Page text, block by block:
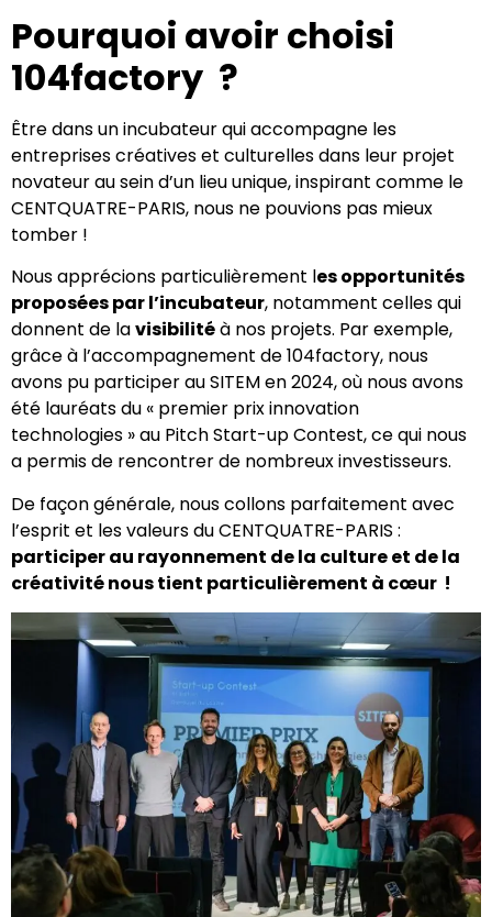
Pourquoi avoir choisi
104factory ?
Être dans un incubateur qui accompagne les
entreprises créatives et culturelles dans leur projet
novateur au sein d’un lieu unique, inspirant comme le
CENTQUATRE-PARIS, nous ne pouvions pas mieux
tomber !
Nous apprécions particulièrement les opportunités
proposées par l’incubateur, notamment celles qui
donnent de lavisibilitéà nos projets. Par exemple,
grâce à l’accompagnement de 104factory, nous
avons pu participer au SITEM en 2024, où nous avons
été lauréats du « premier prix innovation
technologies » au Pitch Start-up Contest, ce qui nous
a permis de rencontrer de nombreux investisseurs.
De façon générale, nous collons parfaitement avec
l’esprit et les valeurs du CENTQUATRE-PARIS :
participer au rayonnement de la culture et de la
créativité nous tient particulièrement à cœur !